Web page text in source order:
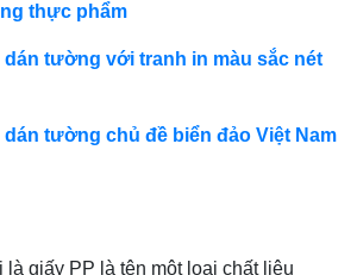
thực phẩm
dán tường với tranh in màu sắc nét
dán tường chủ đề biển đảo Việt Nam
là giấy PP là tên một loại chất liệu